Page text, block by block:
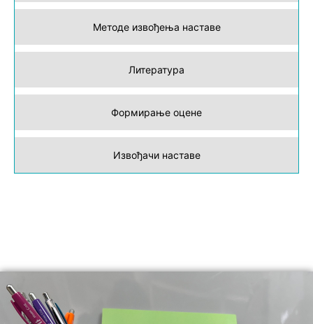
Методе извођења наставе
Литература
Формирање оцене
Извођачи наставе